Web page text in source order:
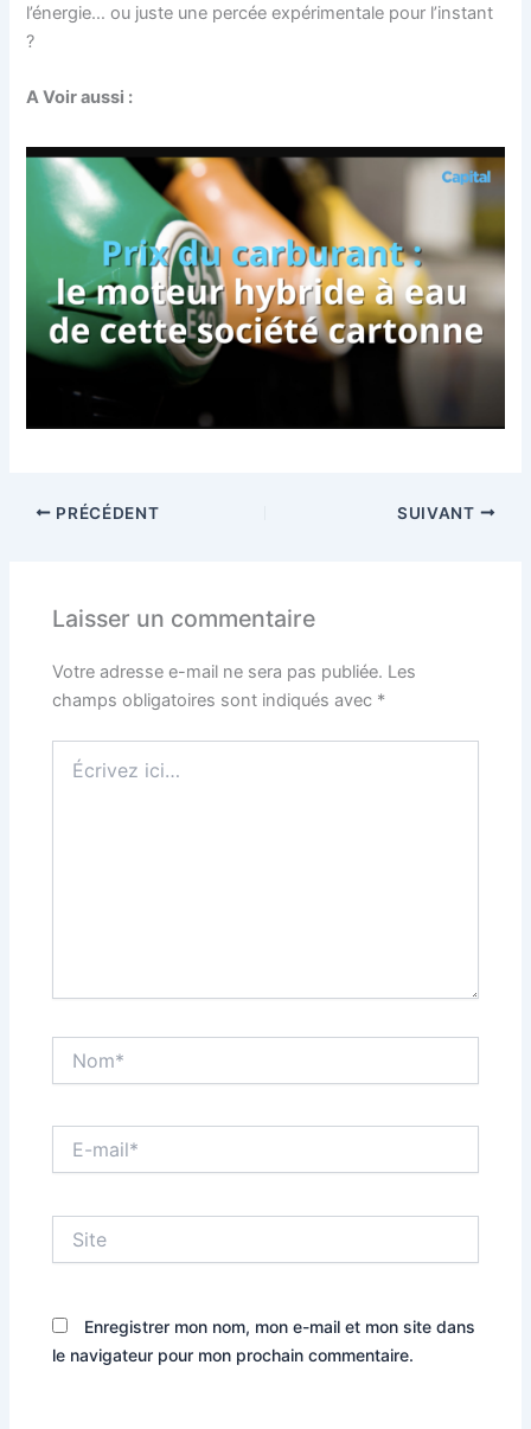
l’énergie… ou juste une percée expérimentale pour l’instant
?
A Voir aussi :
PRÉCÉDENT SUIVANT
Laisser un commentaire
Votre adresse e-mail ne sera pas publiée. Les
champs obligatoires sont indiqués avec *
ici…
mail*
Enregistrer mon nom, mon e-mail et mon site dans
le navigateur pour mon prochain commentaire.